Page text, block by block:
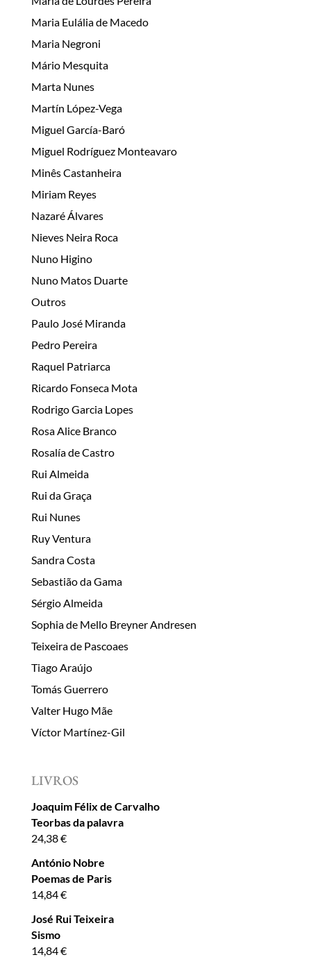
Maria Eulália de Macedo
Maria Negroni
Mário Mesquita
Marta Nunes
Martín López-Vega
Miguel García-Baró
Miguel Rodríguez Monteavaro
Minês Castanheira
Miriam Reyes
Nazaré Álvares
Nieves Neira Roca
Nuno Higino
Nuno Matos Duarte
Outros
Paulo José Miranda
Pedro Pereira
Raquel Patriarca
Ricardo Fonseca Mota
Rodrigo Garcia Lopes
Rosa Alice Branco
Rosalía de Castro
Rui Almeida
Rui da Graça
Rui Nunes
Ruy Ventura
Sandra Costa
Sebastião da Gama
Sérgio Almeida
Sophia de Mello Breyner Andresen
Teixeira de Pascoaes
Tiago Araújo
Tomás Guerrero
Valter Hugo Mãe
Víctor Martínez-Gil
LIVROS
Joaquim Félix de Carvalho
Teorbas da palavra
24,38€
António Nobre
Poemas de Paris
14,84€
José Rui Teixeira
Sismo
14,84€